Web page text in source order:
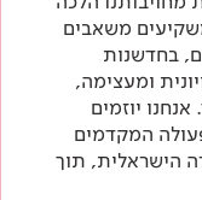
משאבים
בחדשנות
ומעצימה,
יוזמים
המקדמים
הישראלית, תוך